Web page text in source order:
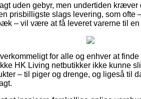
uden gebyr, men undertiden kræver
prisbilligste slags levering, som
– vil være at få leveret varerne til en
for alle og enhver at
HK Living netbutikker ikke kunne
– til piger og drenge, og ligeså til